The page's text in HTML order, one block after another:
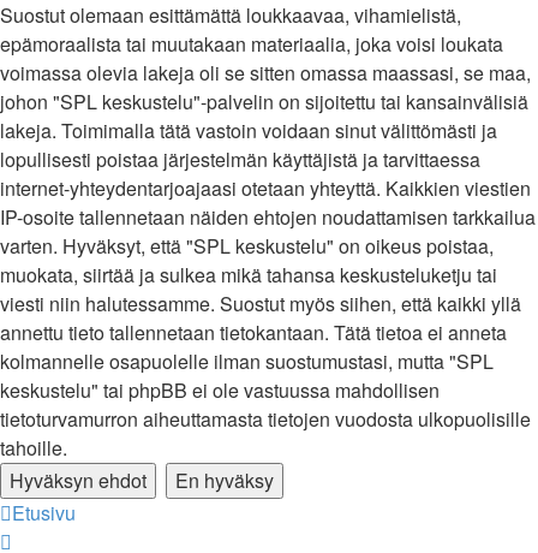
Suostut olemaan esittämättä loukkaavaa, vihamielistä,
epämoraalista tai muutakaan materiaalia, joka voisi loukata
voimassa olevia lakeja oli se sitten omassa maassasi, se maa,
johon "SPL keskustelu"-palvelin on sijoitettu tai kansainvälisiä
lakeja. Toimimalla tätä vastoin voidaan sinut välittömästi ja
lopullisesti poistaa järjestelmän käyttäjistä ja tarvittaessa
internet-yhteydentarjoajaasi otetaan yhteyttä. Kaikkien viestien
IP-osoite tallennetaan näiden ehtojen noudattamisen tarkkailua
varten. Hyväksyt, että "SPL keskustelu" on oikeus poistaa,
muokata, siirtää ja sulkea mikä tahansa keskusteluketju tai
viesti niin halutessamme. Suostut myös siihen, että kaikki yllä
annettu tieto tallennetaan tietokantaan. Tätä tietoa ei anneta
kolmannelle osapuolelle ilman suostumustasi, mutta "SPL
keskustelu" tai phpBB ei ole vastuussa mahdollisen
tietoturvamurron aiheuttamasta tietojen vuodosta ulkopuolisille
tahoille.
Etusivu